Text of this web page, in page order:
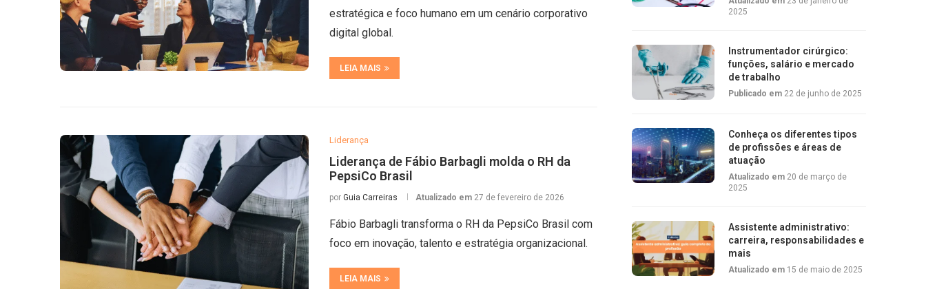
estratégica e foco humano em um cenário corporativo
digital global.
LEIA MAIS
Liderança
Liderança de Fábio Barbagli molda o RH da
PepsiCo Brasil
por Guia Carreiras Atualizado em 27 de fevereiro de 2026
Fábio Barbagli transforma o RH da PepsiCo Brasil com
foco em inovação, talento e estratégia organizacional.
LEIA MAIS
2025
Instrumentador cirúrgico:
funções, salário e mercado
de trabalho
Publicado em 22 de junho de 2025
Conheça os diferentes tipos
de profissões e áreas de
atuação
Atualizado em 20 de março de
2025
Assistente administrativo:
carreira, responsabilidades e
mais
Atualizado em 15 de maio de 2025